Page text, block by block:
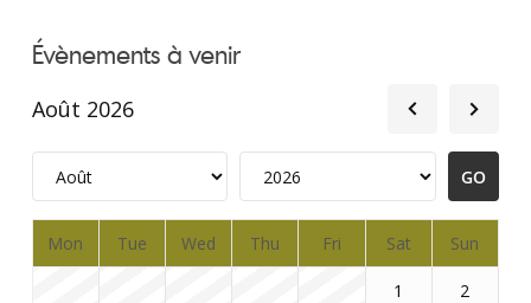
Évènements à venir
Août 2026
Mon Tue Wed Thu Fri Sat Sun
1 2